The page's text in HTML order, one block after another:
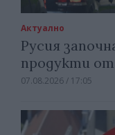
Актуално
Русия
продукти
07.08.2026 / 17:05